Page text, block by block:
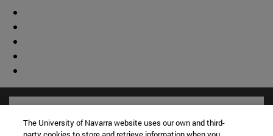
The University of Navarra website uses our own and third-